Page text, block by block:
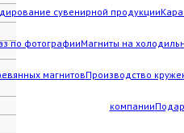
сувенирной продукции
по фотографииМагниты на
магнитовПроизводство
компании